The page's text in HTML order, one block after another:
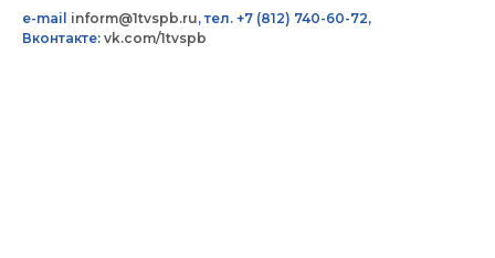
e-mail inform@1tvspb.ru, тел. +7 (812) 740-60-72,
Вконтакте: vk.com/1tvspb